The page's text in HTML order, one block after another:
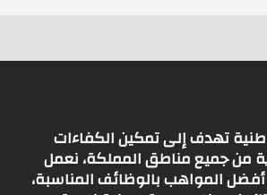
تهدف إلى تمكين الكفاءات
من جميع مناطق المملكة، نعمل
المواهب بالوظائف المناسبة،